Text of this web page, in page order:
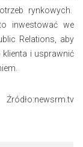
rynkowych.
inwestować we
Relations, aby
i usprawnić
Źródło:newsrm.tv